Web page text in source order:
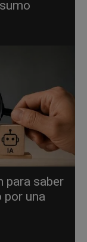
para saber
una